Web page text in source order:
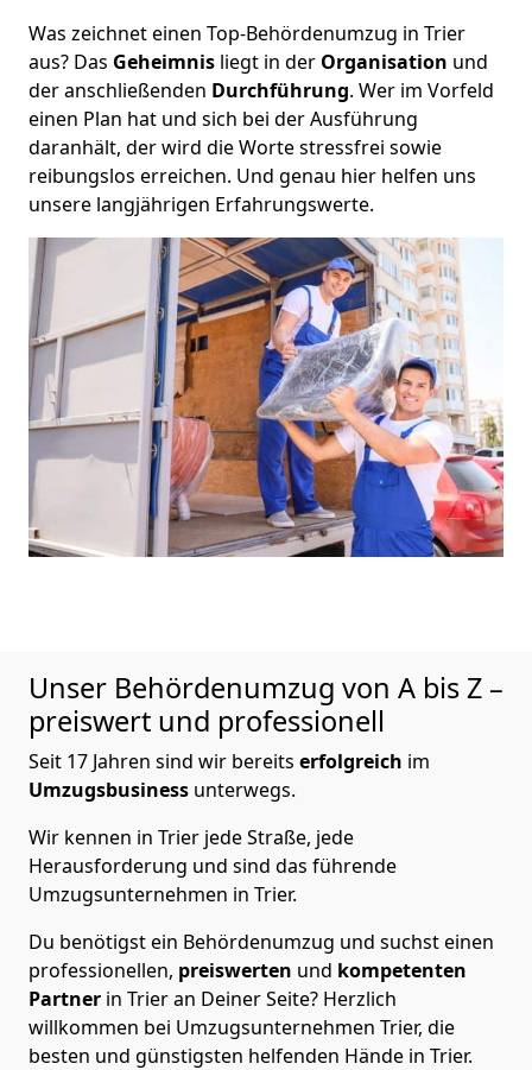
Was zeichnet einen Top-Behördenumzug in Trier
aus? Das Geheimnis liegt in der Organisation und
der anschließenden Durchführung. Wer im Vorfeld
einen Plan hat und sich bei der Ausführung
daranhält, der wird die Worte stressfrei sowie
reibungslos erreichen. Und genau hier helfen uns
unsere langjährigen Erfahrungswerte.
Unser Behördenumzug von A bis Z –
preiswert und professionell
Seit 17 Jahren sind wir bereits erfolgreich im
Umzugsbusiness unterwegs.
Wir kennen in Trier jede Straße, jede
Herausforderung und sind das führende
Umzugsunternehmen in Trier.
Du benötigst ein Behördenumzug und suchst einen
professionellen, preiswerten und kompetenten
Partner in Trier an Deiner Seite? Herzlich
willkommen bei Umzugsunternehmen Trier, die
besten und günstigsten helfenden Hände in Trier.